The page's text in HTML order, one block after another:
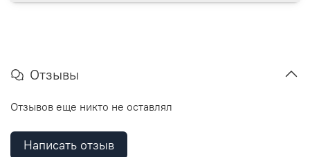
Отзывы
Отзывов еще никто не оставлял
Написать отзыв